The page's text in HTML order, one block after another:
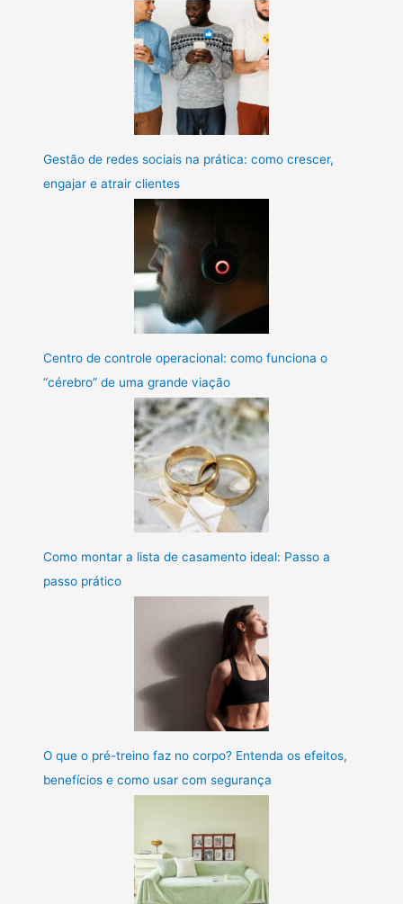
Gestão de redes sociais na prática: como crescer,
engajar e atrair clientes
Centro de controle operacional: como funciona o
“cérebro” de uma grande viação
Como montar a lista de casamento ideal: Passo a
passo prático
O que o pré-treino faz no corpo? Entenda os efeitos,
benefícios e como usar com segurança